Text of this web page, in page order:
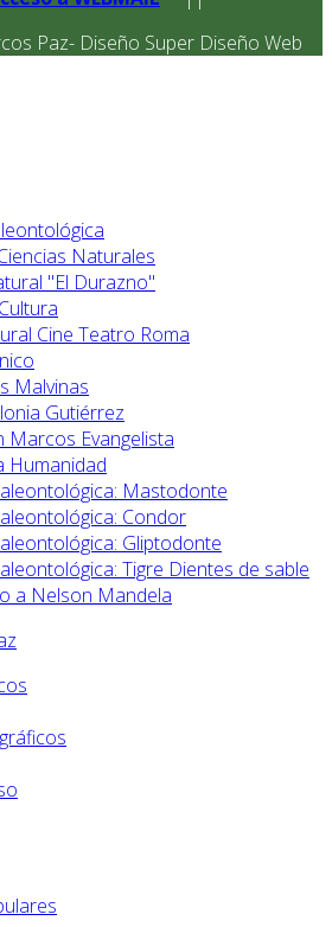
Paz- Diseño Super Diseño Web
Naturales
"El Durazno"
Cine Teatro Roma
Malvinas
Gutiérrez
Marcos Evangelista
Humanidad
Mastodonte
Condor
Gliptodonte
Tigre Dientes de sable
a Nelson Mandela